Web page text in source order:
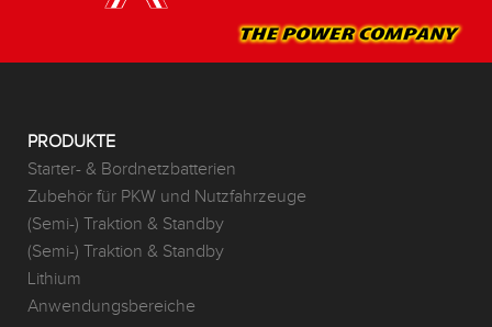
PRODUKTE
Starter- & Bordnetzbatterien
Zubehör für PKW und Nutzfahrzeuge
(Semi-) Traktion & Standby
(Semi-) Traktion & Standby
Lithium
Anwendungsbereiche